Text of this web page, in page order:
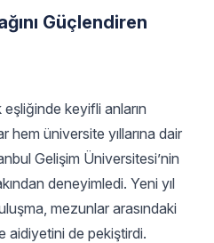
Güçlendiren
keyifli anların
hem üniversite yıllarına dair
Gelişim Üniversitesi’nin
deneyimledi. Yeni yıl
mezunlar arasındaki
aidiyetini de pekiştirdi.